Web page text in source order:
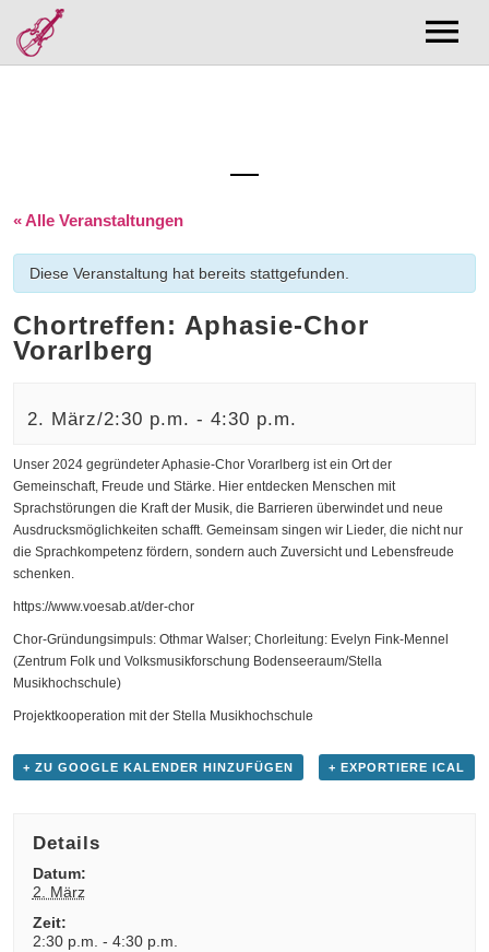
Kurse
Termine
Aktuell
« Alle Veranstaltungen
Diese Veranstaltung hat bereits stattgefunden.
Chortreffen: Aphasie-Chor
Vorarlberg
2. März/2:30 p.m. - 4:30 p.m.
Unser 2024 gegründeter Aphasie-Chor Vorarlberg ist ein Ort der
Gemeinschaft, Freude und Stärke. Hier entdecken Menschen mit
Sprachstörungen die Kraft der Musik, die Barrieren überwindet und neue
Ausdrucksmöglichkeiten schafft. Gemeinsam singen wir Lieder, die nicht nur
die Sprachkompetenz fördern, sondern auch Zuversicht und Lebensfreude
schenken.
https://www.voesab.at/der-chor
Chor-Gründungsimpuls: Othmar Walser; Chorleitung: Evelyn Fink-Mennel
(Zentrum Folk und Volksmusikforschung Bodenseeraum/Stella
Musikhochschule)
Projektkooperation mit der Stella Musikhochschule
+ ZU GOOGLE KALENDER HINZUFÜGEN + EXPORTIERE ICAL
Details
Datum:
2. März
Zeit:
2:30 p.m. - 4:30 p.m.